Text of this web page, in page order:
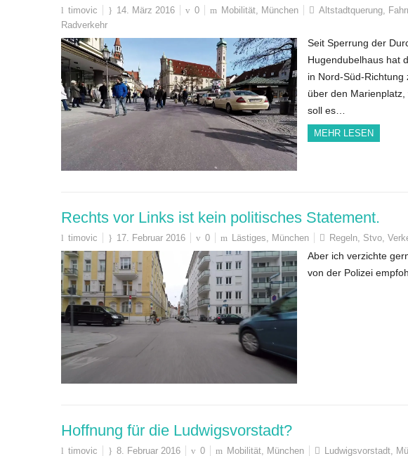
timovic 14. März 2016 0 Mobilität, München Altstadtquerung,
Radverkehr
Seit Sperrung der
Hugendubelhaus hat
in Nord-Süd-
über den
soll es…
MEHR LESEN
Rechts vor Links ist kein politisches Statement.
timovic 17. Februar 2016 0 Lästiges, München Regeln, Stvo,
Aber ich verzichte
von der Polizei
Hoffnung für die Ludwigsvorstadt?
timovic 8. Februar 2016 0 Mobilität München Ludwigsvorstadt